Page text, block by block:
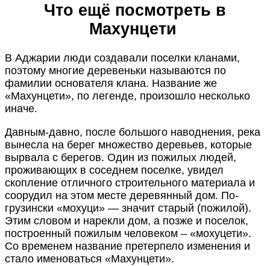
Что ещё посмотреть в
Махунцети
В Аджарии люди создавали поселки кланами,
поэтому многие деревеньки называются по
фамилии основателя клана. Название же
«Махунцети», по легенде, произошло несколько
иначе.
Давным-давно, после большого наводнения, река
вынесла на берег множество деревьев, которые
вырвала с берегов. Один из пожилых людей,
проживающих в соседнем поселке, увидел
скопление отличного строительного материала и
соорудил на этом месте деревянный дом. По-
грузински «мохуци» — значит старый (пожилой).
Этим словом и нарекли дом, а позже и поселок,
построенный пожилым человеком – «мохуцети».
Со временем название претерпело изменения и
стало именоваться «Махунцети».